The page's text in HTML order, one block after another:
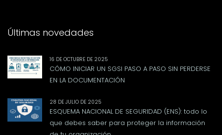
Últimas novedades
16 DE OCTUBRE DE 2025
CÓMO INICIAR UN SGSI PASO A PASO SIN PERDERSE
EN LA DOCUMENTACIÓN
28 DE JULIO DE 2025
ESQUEMA NACIONAL DE SEGURIDAD (ENS): todo lo
que debes saber para proteger la información